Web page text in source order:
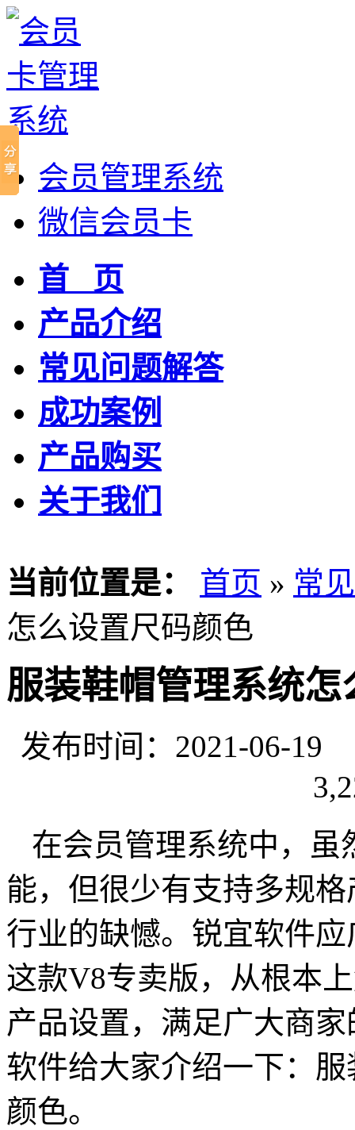
会员管理系统
微信会员卡
首 页
产品介绍
常见问题解答
成功案例
产品购买
关于我们
当前位置是： 首页 » 常
怎么设置尺码颜色
服装鞋帽管理系统
发布时间：2021-06-
在会员管理系统中，虽
能，但很少有支持多规
行业的缺憾。锐宜软件
这款V8专卖版，从根本
产品设置，满足广大商
软件给大家介绍一下：
颜色。